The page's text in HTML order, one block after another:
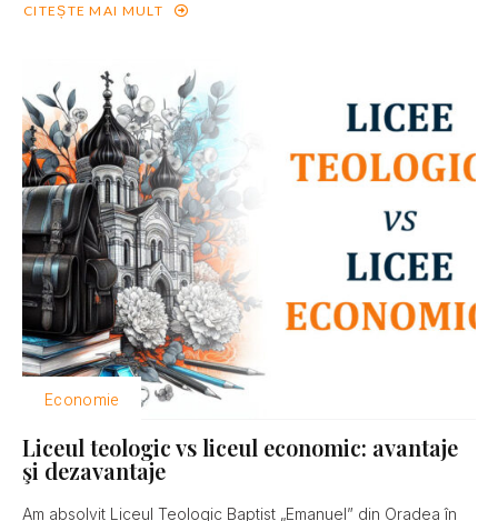
CITEȘTE MAI MULT
Economie
Liceul teologic vs liceul economic: avantaje
şi dezavantaje
Am absolvit Liceul Teologic Baptist „Emanuel” din Oradea în